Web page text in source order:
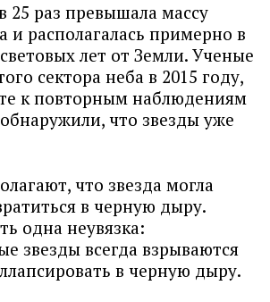
25 раз превышала массу
и располагалась примерно в
лет от Земли. Ученые
сектора неба в 2015 году,
к повторным наблюдениям
что звезды уже
что звезда могла
в черную дыру.
одна неувязка:
звезды всегда взрываются
в черную дыру.